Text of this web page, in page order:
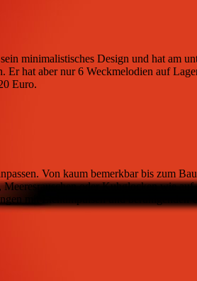
minimalistisches Design und hat am
hat aber nur 6 Weckmelodien auf
Euro.
Von kaum bemerkbar bis zum
oder Kuhglocken wie
mit Lichtimpulsen und